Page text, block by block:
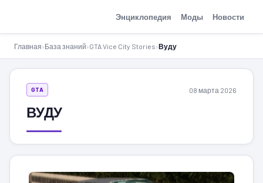
Энциклопедия Моды Новости
Главная›База знаний›GTA Vice City Stories›Вуду
GTA 08 марта 2026
ВУДУ